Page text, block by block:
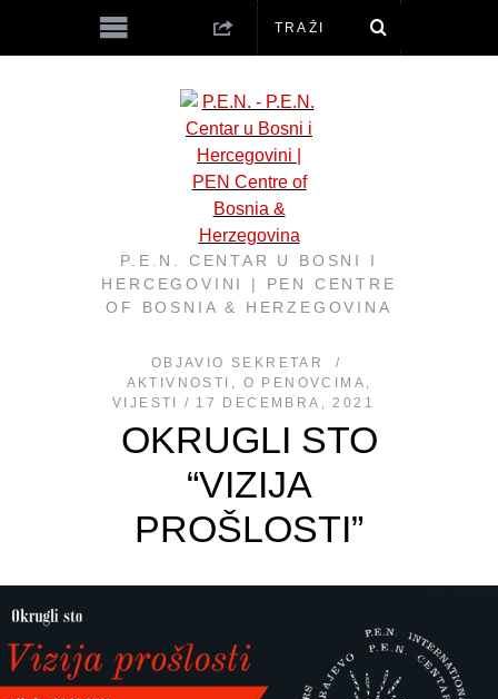
P.E.N. CENTAR U BOSNI I
HERCEGOVINI | PEN CENTRE
OF BOSNIA & HERZEGOVINA
OBJAVIO
SEKRETAR
AKTIVNOSTI , O PENOVCIMA ,
VIJESTI
17 DECEMBRA, 2021
OKRUGLI STO
“VIZIJA
PROŠLOSTI”